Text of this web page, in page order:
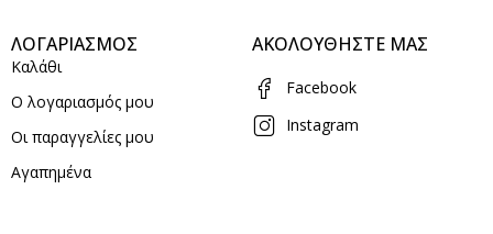
ΛΟΓΑΡΙΑΣΜΟΣ
Καλάθι
Ο λογαριασμός μου
Οι παραγγελίες μου
Αγαπημένα
ΑΚΟΛΟΥΘΗΣΤΕ ΜΑΣ
Facebook
Instagram